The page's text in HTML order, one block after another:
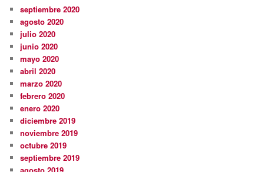
septiembre 2020
agosto 2020
julio 2020
junio 2020
mayo 2020
abril 2020
marzo 2020
febrero 2020
enero 2020
diciembre 2019
noviembre 2019
octubre 2019
septiembre 2019